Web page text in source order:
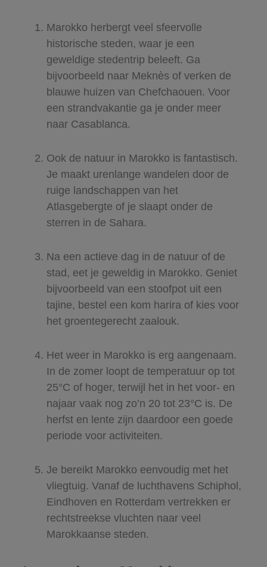
Marokko herbergt veel sfeervolle
historische steden, waar je een
geweldige stedentrip beleeft. Ga
bijvoorbeeld naar Meknès of verken de
blauwe huizen van Chefchaouen. Voor
een strandvakantie ga je onder meer
naar Casablanca.
Ook de natuur in Marokko is fantastisch.
Je maakt urenlange wandelen door de
ruige landschappen van het
Atlasgebergte of je slaapt onder de
sterren in de Sahara.
Na een actieve dag in de natuur of de
stad, eet je geweldig in Marokko. Geniet
bijvoorbeeld van een stoofpot uit een
tajine, bestel een kom harira of kies voor
het groentegerecht zaalouk.
Het weer in Marokko is erg aangenaam.
In de zomer loopt de temperatuur op tot
25°C of hoger, terwijl het in het voor- en
najaar vaak nog zo’n 20 tot 23°C is. De
herfst en lente zijn daardoor een goede
periode voor activiteiten.
Je bereikt Marokko eenvoudig met het
vliegtuig. Vanaf de luchthavens Schiphol,
Eindhoven en Rotterdam vertrekken er
rechtstreekse vluchten naar veel
Marokkaanse steden.